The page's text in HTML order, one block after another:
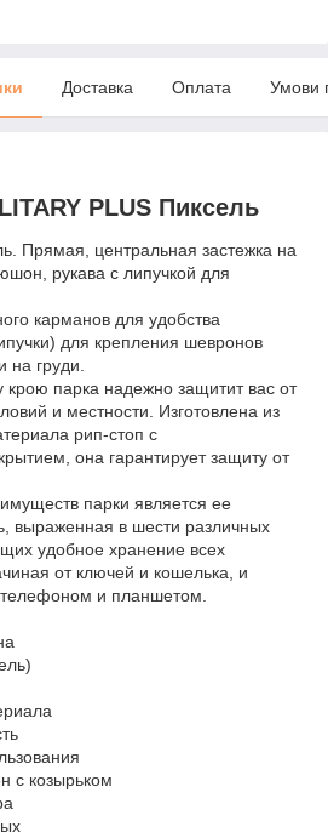
Доставка Оплата Умови
PLUS Пиксель
Прямая, центральная застежка на
рукава с липучкой для
карманов для удобства
для крепления шевронов
на груди.
крою парка надежно защитит вас от
и местности. Изготовлена из
рип-стоп с
она гарантирует защиту от
парки является ее
выраженная в шести различных
удобное хранение всех
от ключей и кошелька, и
и планшетом.
с козырьком